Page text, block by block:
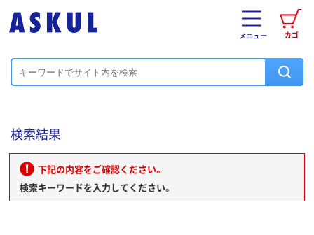
カゴ
メニュー
検索結果
下記の内容をご確認ください。
検索キーワードを入力してください。